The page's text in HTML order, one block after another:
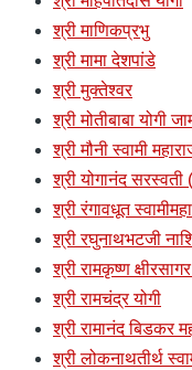
श्री माणिकप्रभु
श्री मामा देशपांडे
श्री मुक्तेश्वर
श्री मोतीबाबा योगी
श्री मौनी स्वामी
श्री योगानंद सरस्वती
श्री रंगावधूत
श्री रघुनाथभटजी
श्री रामकृष्ण
श्री रामचंद्र योगी
श्री रामानंद बिडकर
श्री लोकनाथतीर्थ